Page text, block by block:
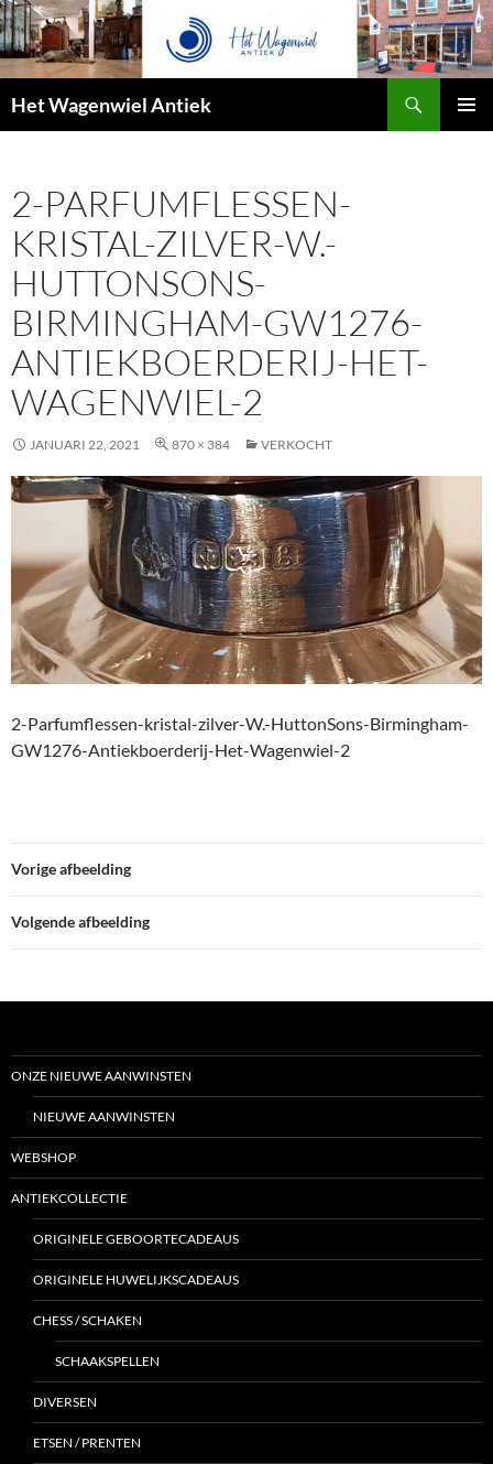
Het Wagenwiel Antiek
2-PARFUMFLESSEN-
KRISTAL-ZILVER-W.-
HUTTONSONS-
BIRMINGHAM-GW1276-
ANTIEKBOERDERIJ-HET-
WAGENWIEL-2
JANUARI 22, 2021 870 × 384 VERKOCHT
2-Parfumflessen-kristal-zilver-W.-HuttonSons-Birmingham-
GW1276-Antiekboerderij-Het-Wagenwiel-2
Vorige afbeelding
Volgende afbeelding
ONZE NIEUWE AANWINSTEN
NIEUWE AANWINSTEN
WEBSHOP
ANTIEKCOLLECTIE
ORIGINELE GEBOORTECADEAUS
ORIGINELE HUWELIJKSCADEAUS
CHESS / SCHAKEN
SCHAAKSPELLEN
DIVERSEN
ETSEN / PRENTEN